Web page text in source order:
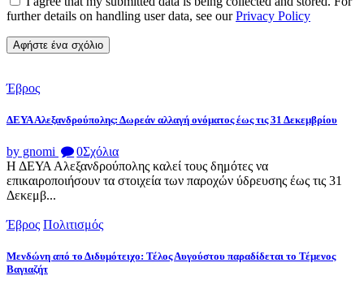
further details on handling user data, see ourPrivacy Policy
Έβρος
ΔΕΥΑ Αλεξανδρούπολης: Δωρεάν αλλαγή ονόματος έως τις 31 Δεκεμβρίου
by gnomi 0Σχόλια
Η ΔΕΥΑ Αλεξανδρούπολης καλεί τους δημότες να
επικαιροποιήσουν τα στοιχεία των παροχών ύδρευσης έως τις 31
Δεκεμβ...
Έβρος Πολιτισμός
Μενδώνη από το Διδυμότειχο: Τέλος Αυγούστου παραδίδεται το Τέμενος
Βαγιαζήτ